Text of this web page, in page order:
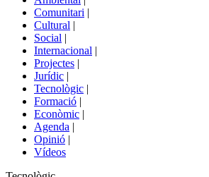
portalsComunitari |
Cultural |
Social |
Internacional |
Projectes |
Jurídic |
Tecnològic |
Formació |
Econòmic |
Agenda |
Opinió |
Vídeos